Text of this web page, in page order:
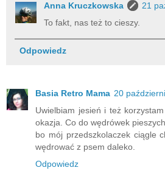
Anna Kruczkowska
21
To fakt, nas też to cieszy.
Odpowiedz
Basia Retro Mama 20
Uwielbiam jesień i też
okazja. Co do wędrówek
bo mój przedszkolaczek ciągle
wędrować z psem daleko.
Odpowiedz